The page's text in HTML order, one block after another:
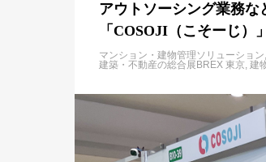
アウトソーシング業務な
「COSOJI（こそーじ）
マンション・建物管理ソリューション
建築・不動産の総合展BREX 東京 建